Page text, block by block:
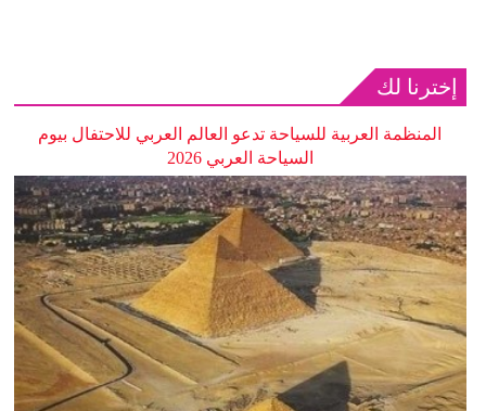
إخترنا لك
المنظمة العربية للسياحة تدعو العالم العربي للاحتفال بيوم
السياحة العربي 2026